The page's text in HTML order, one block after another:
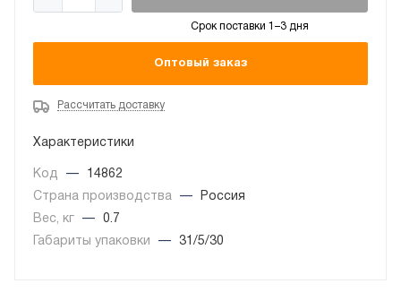
Срок поставки 1–3 дня
Оптовый заказ
Рассчитать доставку
Характеристики
Код —
14862
Страна производства
—
Россия
Вес, кг
—
0.7
Габариты упаковки
— 31/5/30